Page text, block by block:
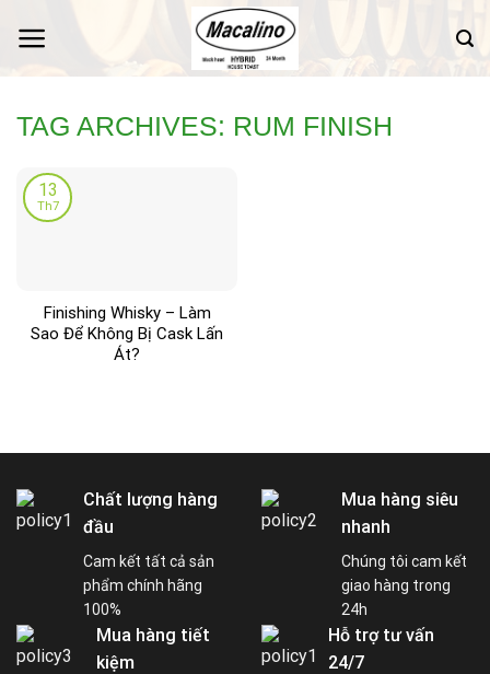
TAG ARCHIVES: RUM FINISH
Finishing Whisky – Làm
Sao Để Không Bị Cask Lấn
Át?
13
Th7
Chất lượng hàng
đầu
Cam kết tất cả sản
phẩm chính hãng
100%
Mua hàng siêu
nhanh
Chúng tôi cam kết
giao hàng trong
24h
Mua hàng tiết
kiệm
Hỗ trợ tư vấn
24/7